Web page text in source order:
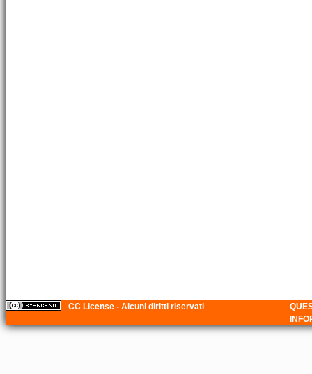
CC License - Alcuni diritti riservati